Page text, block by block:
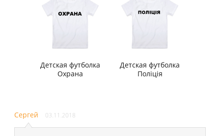
Детская футболка
Охрана
Детская футболка
Поліція
Сергей 03.11.2018